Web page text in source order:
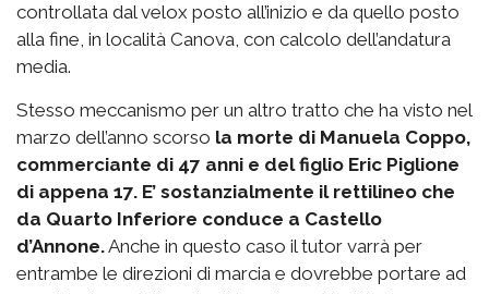
controllata dal velox posto all’inizio e da quello posto
alla fine, in località Canova, con calcolo dell’andatura
media.
Stesso meccanismo per un altro tratto che ha visto nel
marzo dell’anno scorso la morte di Manuela Coppo,
commerciante di 47 anni e del figlio Eric Piglione
di appena 17. E’ sostanzialmente il rettilineo che
da Quarto Inferiore conduce a Castello
d’Annone.Anche in questo caso il tutor varrà per
entrambe le direzioni di marcia e dovrebbe portare ad